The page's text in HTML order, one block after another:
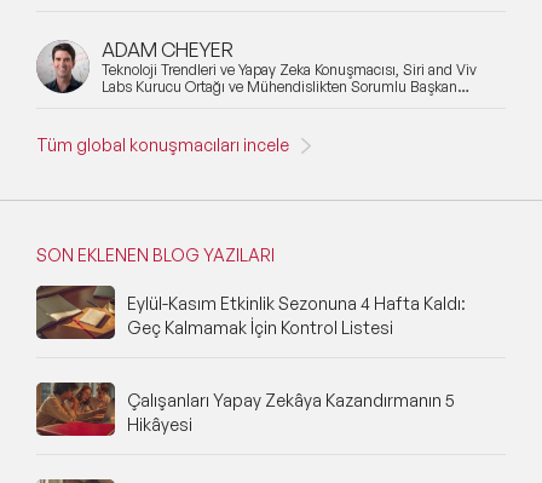
ADAM CHEYER
Teknoloji Trendleri ve Yapay Zeka Konuşmacısı, Siri and Viv
Labs Kurucu Ortağı ve Mühendislikten Sorumlu Başkan
Tüm global konuşmacıları incele
SON EKLENEN BLOG YAZILARI
Eylül-Kasım Etkinlik Sezonuna 4 Hafta Kaldı:
Geç Kalmamak İçin Kontrol Listesi
Çalışanları Yapay Zekâya Kazandırmanın 5
Hikâyesi